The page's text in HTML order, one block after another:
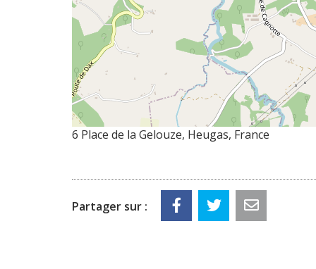
6 Place de la Gelouze, Heugas, France
Partager sur :